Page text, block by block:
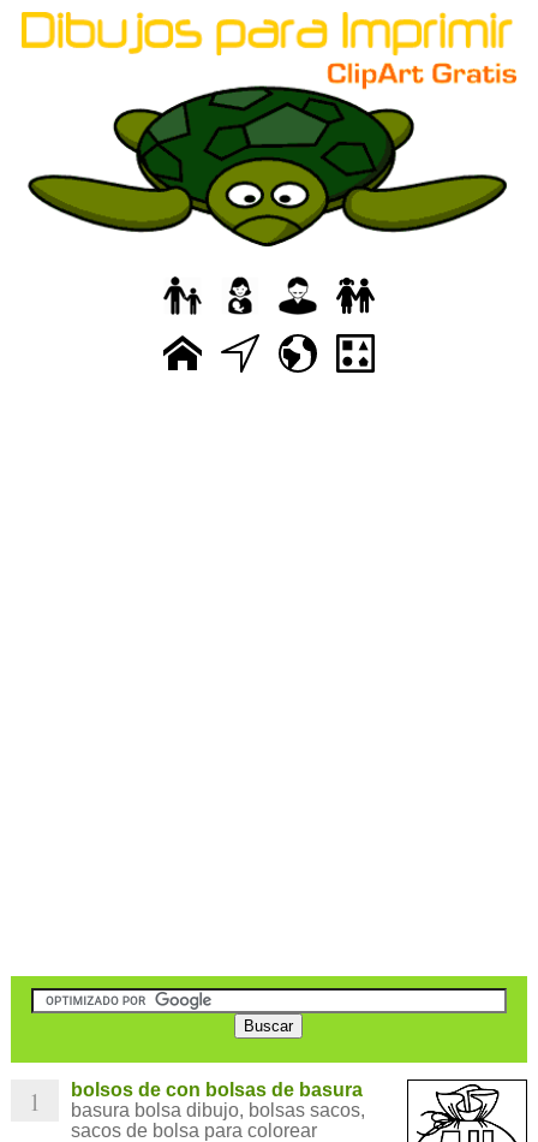
1
bolsos de con bolsas de basura
basura bolsa dibujo, bolsas sacos,
sacos de bolsa para colorear